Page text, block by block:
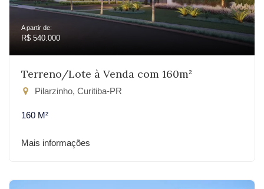
A partir de:
R$ 540.000
Terreno/Lote à Venda com 160m²
Pilarzinho, Curitiba-PR
160 M²
Mais informações